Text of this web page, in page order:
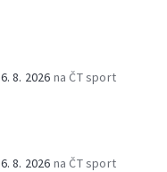
6. 8. 2026 na ČT sport
6. 8. 2026 na ČT sport